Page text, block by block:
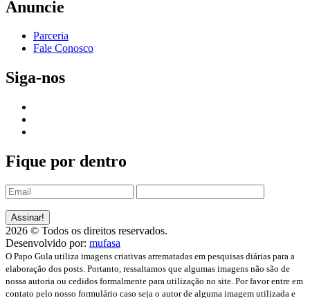
Anuncie
Parceria
Fale Conosco
Siga-nos
Fique por dentro
2026 © Todos os direitos reservados.
Desenvolvido por: mufasa
O Papo Gula utiliza imagens criativas arrematadas em pesquisas diárias para a
elaboração dos posts. Portanto, ressaltamos que algumas imagens não são de
nossa autoria ou cedidos formalmente para utilização no site. Por favor entre em
contato pelo nosso formulário caso seja o autor de alguma imagem utilizada e